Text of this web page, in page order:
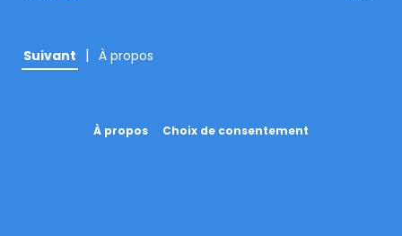
Suivant | À propos
À propos Choix de consentement